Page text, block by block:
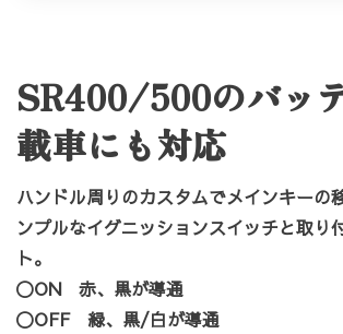
SR400/500のバッ
載車にも対応
ハンドル周りのカスタムでメインキーの
ンプルなイグニッションスイッチと取り
ト。
〇ON 赤、黒が導通
〇OFF 緑、黒/白が導通